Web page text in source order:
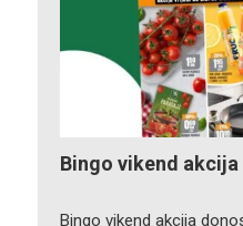
Bingo vikend akcija
Bingo vikend akcija